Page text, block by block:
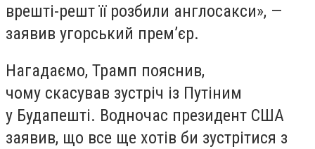
врешті-решт її розбили англосакси», —
заявив угорський прем’єр.
Нагадаємо, Трамп пояснив,
чому скасував зустріч із Путіним
у Будапешті. Водночас президент США
заявив, що все ще хотів би зустрітися з